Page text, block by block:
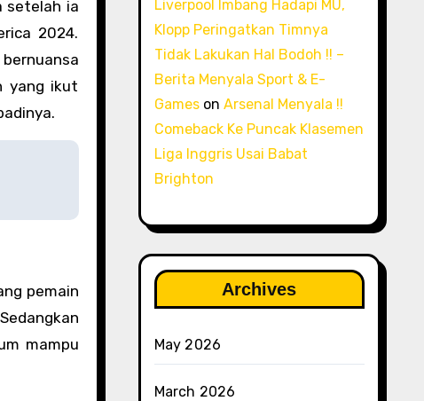
setelah ia
2024.
yang ikut
pemain
mampu
Liverpool Imbang Hadapi MU,
Klopp Peringatkan Timnya
Tidak Lakukan Hal Bodoh !! –
Berita Menyala Sport & E-
Gameson Arsenal Menyala !!
Comeback Ke Puncak Klasemen
Liga Inggris Usai Babat
Brighton
Archives
May 2026
March 2026